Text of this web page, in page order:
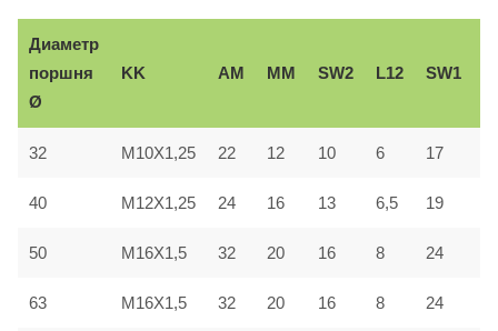
Диаметр
поршня
Ø
KK AM ММ SW2 L12 SW1
32 M10X1,25 22 12 10 6 17
40 M12X1,25 24 16 13 6,5 19
50 M16X1,5 32 20 16 8 24
63 M16X1,5 32 20 16 8 24